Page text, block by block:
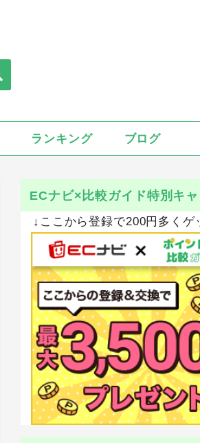
ランキング ブログ
ECナビ×比較ガイド特別キ
↓ここから登録で200円多くゲ